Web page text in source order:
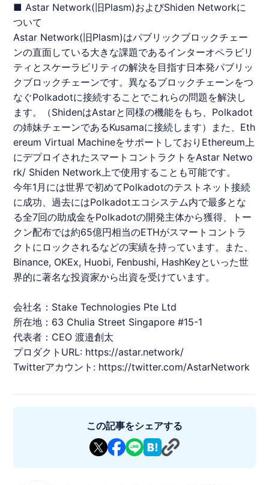
■ Astar Network(旧Plasm)およびShiden Networkに
ついて
Astar Network(旧Plasm)はパブリックブロックチェー
ンの直⾯している⼤きな課題であるインターオペラビリ
ティとスケーラビリティの解決を目指す⽇本発パブリッ
クブロックチェーンです。異なるブロックチェーンをつ
なぐPolkadotに接続することでこれらの問題を解決し
ます。（ShidenはAstarと同様の機能をもち、Polkadot
の姉妹チェーンであるKusamaに接続します）また、Eth
ereum Virtual MachineをサポートしておりEthereum上
にデプロイされたスマートコントラクトをAstar Netwo
rk/ Shiden Network上で使⽤することも可能です。
今年1⽉には世界で初めてPolkadotのテストネット接続
に成功、過去にはPolkadotエコシステム内で最多とな
る全7回の助成⾦をPolkadotの開発主体から獲得、トー
クン配布では約65億円相当のETHがスマートコントラ
クトにロックされるなどの実績を持っています。また、
Binance, OKEx, Huobi, Fenbushi, HashKeyといった世
界的に著名な投資家から出資を受けています。
会社名：Stake Technologies Pte Ltd
所在地：63 Chulia Street Singapore #15-1
代表者：CEO 渡邉創太
プロダクトURL: https://astar.network/
Twitterアカウント: https://twitter.com/AstarNetwork
この記事をシェアする